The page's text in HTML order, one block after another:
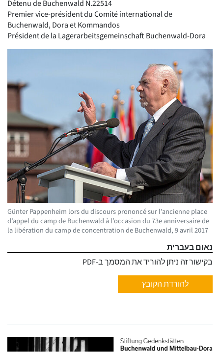
Détenu de Buchenwald N.22514
Premier vice-président du Comité international de
Buchenwald, Dora et Kommandos
Président de la Lagerarbeitsgemeinschaft Buchenwald-Dora
Günter Pappenheim lors du discours prononcé sur l’ancienne place
d’appel du camp de Buchenwald à l’occasion du 73e anniversaire de
la libération du camp de concentration de Buchenwald, 9 avril 2017
נאום בעברית
בקישור זה ניתן להוריד את המסמך ב-PDF
להורדת הקובץ